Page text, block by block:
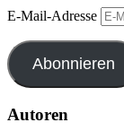
E-Mail-Adresse
Abonnieren
Autoren